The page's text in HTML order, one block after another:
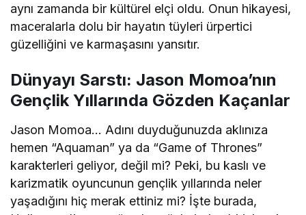
aynı zamanda bir kültürel elçi oldu. Onun hikayesi,
maceralarla dolu bir hayatın tüyleri ürpertici
güzelliğini ve karmaşasını yansıtır.
Dünyayı Sarstı: Jason Momoa’nın
Gençlik Yıllarında Gözden Kaçanlar
Jason Momoa… Adını duyduğunuzda aklınıza
hemen “Aquaman” ya da “Game of Thrones”
karakterleri geliyor, değil mi? Peki, bu kaslı ve
karizmatik oyuncunun gençlik yıllarında neler
yaşadığını hiç merak ettiniz mi? İşte burada,